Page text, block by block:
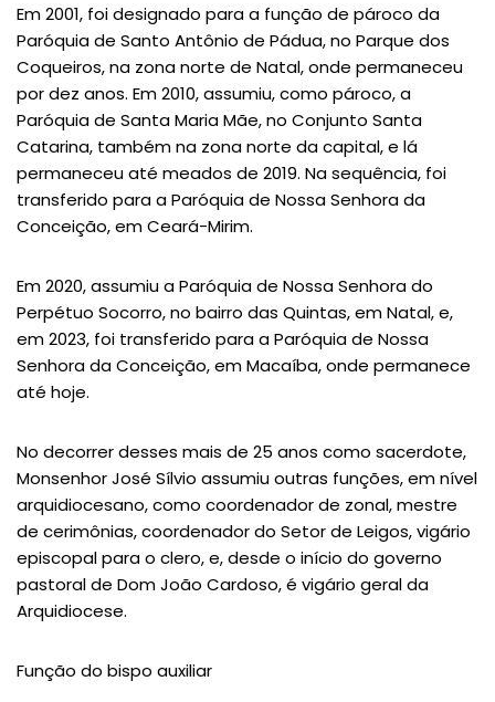
Em 2001, foi designado para a função de pároco da
Paróquia de Santo Antônio de Pádua, no Parque dos
Coqueiros, na zona norte de Natal, onde permaneceu
por dez anos. Em 2010, assumiu, como pároco, a
Paróquia de Santa Maria Mãe, no Conjunto Santa
Catarina, também na zona norte da capital, e lá
permaneceu até meados de 2019. Na sequência, foi
transferido para a Paróquia de Nossa Senhora da
Conceição, em Ceará-Mirim.
Em 2020, assumiu a Paróquia de Nossa Senhora do
Perpétuo Socorro, no bairro das Quintas, em Natal, e,
em 2023, foi transferido para a Paróquia de Nossa
Senhora da Conceição, em Macaíba, onde permanece
até hoje.
No decorrer desses mais de 25 anos como sacerdote,
Monsenhor José Sílvio assumiu outras funções, em nível
arquidiocesano, como coordenador de zonal, mestre
de cerimônias, coordenador do Setor de Leigos, vigário
episcopal para o clero, e, desde o início do governo
pastoral de Dom João Cardoso, é vigário geral da
Arquidiocese.
Função do bispo auxiliar